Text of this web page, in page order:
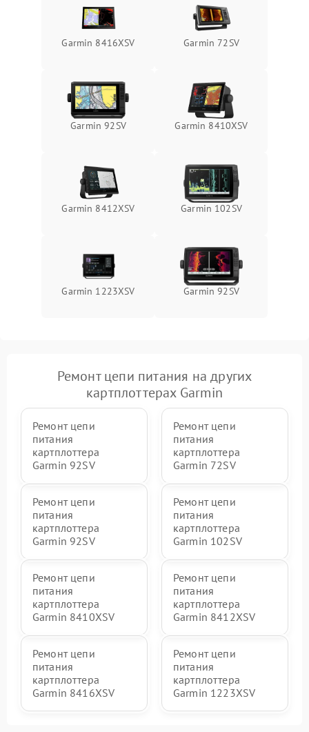
Garmin 8416XSV Garmin 72SV
Garmin 92SV Garmin 8410XSV
Garmin 8412XSV Garmin 102SV
Garmin 1223XSV Garmin 92SV
Ремонт цепи питания на других
картплоттерах Garmin
Ремонт цепи
питания
картплоттера
Garmin 92SV
Ремонт цепи
питания
картплоттера
Garmin 72SV
Ремонт цепи
питания
картплоттера
Garmin 92SV
Ремонт цепи
питания
картплоттера
Garmin 102SV
Ремонт цепи
питания
картплоттера
Garmin 8410XSV
Ремонт цепи
питания
картплоттера
Garmin 8412XSV
Ремонт цепи
питания
картплоттера
Garmin 8416XSV
Ремонт цепи
питания
картплоттера
Garmin 1223XSV